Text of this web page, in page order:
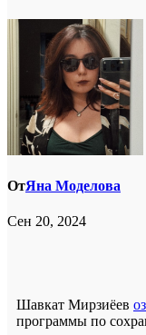
ОтЯна Моделова
Сен 20, 2024
Шавкат Мирзиёев
программы по